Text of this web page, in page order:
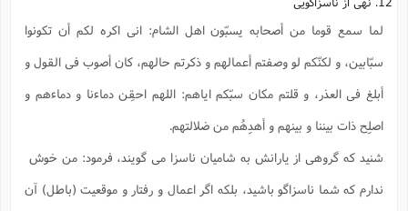
لما سمع قوما من أصحابه يسبّون اهل الشام: انى اكره لكم أن تكونوا
سبّابين، و لكنّكم لو وصفتم أعمالهم و ذكرتم حالهم، كان أصوب فى القول و
أبلغ فى العذر، و قلتم مكان سبّكم اياهم: اللهم احقِن دماءنا و دماءهم و
اصلِح ذات بیننا و بینهم و أهدِهُم من ضلالتهم.
شنيد كه گروهى از يارانش به شاميان ناسزا مى گويند، فرمود: من خوش ‍
ندارم كه شما ناسزاگو باشيد، بلكه اگر اعمال و رفتار و موقعيت (باطل) آن